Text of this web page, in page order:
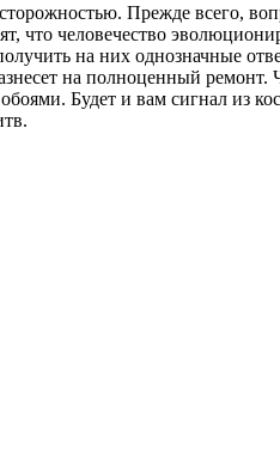
Прежде всего,
что человечество
на них однозначные
на полноценный ремонт.
Будет и вам сигнал из